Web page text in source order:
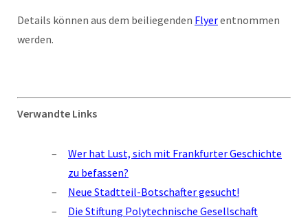
Details können aus dem beiliegenden Flyerentnommen
werden.
Verwandte Links
Wer hat Lust, sich mit Frankfurter Geschichte
zu befassen?
Neue Stadtteil-Botschafter gesucht!
Die Stiftung Polytechnische Gesellschaft